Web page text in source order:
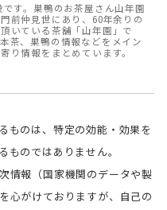
す。巣鴨のお茶屋さん山年園
前仲見世にあり、60年余りの
いている茶舗「山年園」で
茶、巣鴨の情報などをメイン
り情報をまとめています。
ものは、特定の効能・効果を
のではありません。
情報（国家機関のデータや製
心がけておりますが、自己の